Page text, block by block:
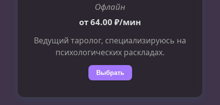
Офлайн
от 64.00 ₽/мин
Ведущий таролог, специализируюсь на
психологических раскладах.
Выбрать